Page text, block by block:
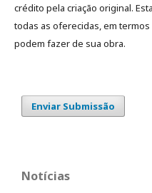
crédito pela criação original.
todas as oferecidas, em
podem fazer de sua obra.
Enviar Submissão
Notícias